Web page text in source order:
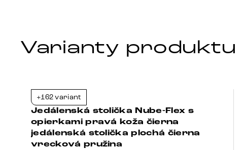
Varianty produktu
+162 variant
Jedálenská stolička Nube-Flex s
opierkami pravá koža čierna
jedálenská stolička plochá čierna
vrecková pružina